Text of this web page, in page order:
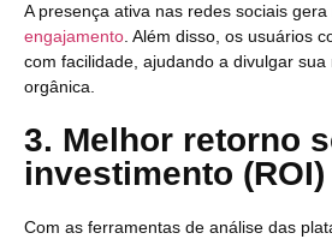
A presença ativa nas redes sociais
engajamento. Além disso, os usuários
com facilidade, ajudando a divulgar
orgânica.
3. Melhor retorno
investimento (ROI)
Com as ferramentas de análise das